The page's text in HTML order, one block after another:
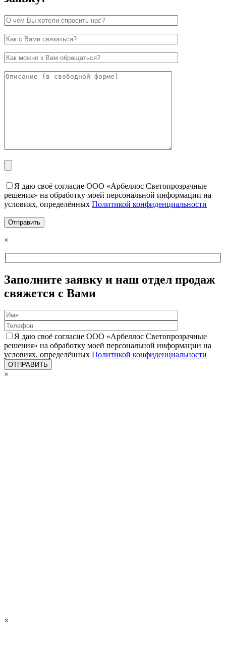
Я даю своё согласие ООО «Арбеллос Светопрозрачные
решения» на обработку моей персональной информации на
условиях, определённых Политикой конфиденциальности
×
Заполните заявку и наш отдел продаж
свяжется с Вами
Я даю своё согласие ООО «Арбеллос Светопрозрачные
решения» на обработку моей персональной информации на
условиях, определённых Политикой конфиденциальности
×
×